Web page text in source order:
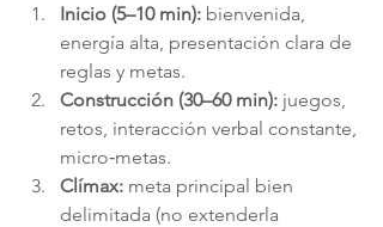
Inicio (5–10 min): bienvenida,
energía alta, presentación clara de
reglas y metas.
Construcción (30–60 min): juegos,
retos, interacción verbal constante,
micro‑metas.
Clímax: meta principal bien
delimitada (no extenderla